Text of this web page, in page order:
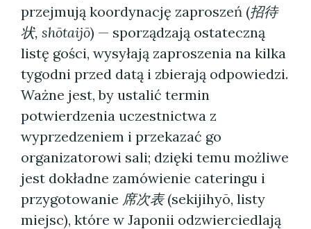
przejmują koordynację zaproszeń (招待
状, shōtaijō) — sporządzają ostateczną
listę gości, wysyłają zaproszenia na kilka
tygodni przed datą i zbierają odpowiedzi.
Ważne jest, by ustalić termin
potwierdzenia uczestnictwa z
wyprzedzeniem i przekazać go
organizatorowi sali; dzięki temu możliwe
jest dokładne zamówienie cateringu i
przygotowanie 席次表(sekijihyō, listy
miejsc), które w Japonii odzwierciedlają